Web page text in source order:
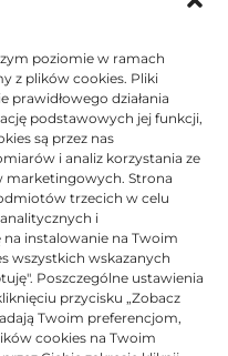
poziomie w ramach
z plików cookies. Pliki
prawidłowego działania
podstawowych jej funkcji,
są przez nas
i analiz korzystania ze
marketingowych. Strona
trzecich w celu
i
instalowanie na Twoim
wszystkich wskazanych
Poszczególne ustawienia
przycisku „Zobacz
Twoim preferencjom,
cookies na Twoim
Reserved.Polityka
Themes